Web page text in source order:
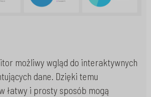
możliwy wgląd do interaktywnych
dane. Dzięki temu
łatwy i prosty sposób mogą